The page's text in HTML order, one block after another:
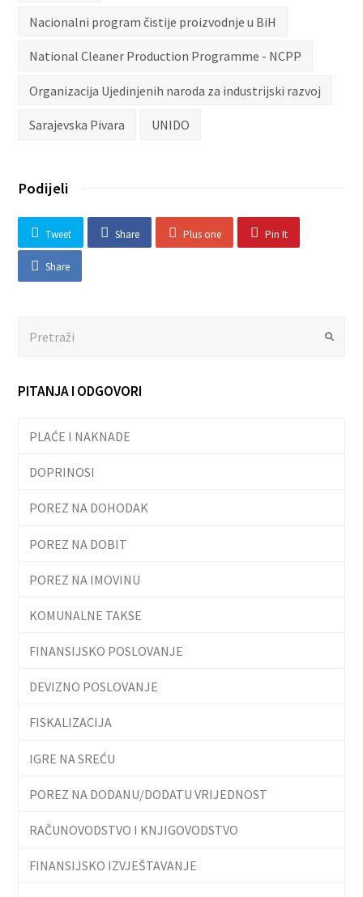
Nacionalni program čistije proizvodnje u BiH
National Cleaner Production Programme - NCPP
Organizacija Ujedinjenih naroda za industrijski razvoj
Sarajevska Pivara UNIDO
Podijeli
Tweet Share Plus one Pin It
Share
PITANJA I ODGOVORI
PLAĆE I NAKNADE
DOPRINOSI
POREZ NA DOHODAK
POREZ NA DOBIT
POREZ NA IMOVINU
KOMUNALNE TAKSE
FINANSIJSKO POSLOVANJE
DEVIZNO POSLOVANJE
FISKALIZACIJA
IGRE NA SREĆU
POREZ NA DODANU/DODATU VRIJEDNOST
RAČUNOVODSTVO I KNJIGOVODSTVO
FINANSIJSKO IZVJEŠTAVANJE